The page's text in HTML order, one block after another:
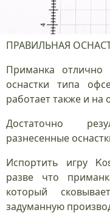
ПРАВИЛЬНАЯ
Приманка отлично
оснастки типа
работает также и на
Достаточно
разнесенные
Испортить игру
разве что
который
задуманную